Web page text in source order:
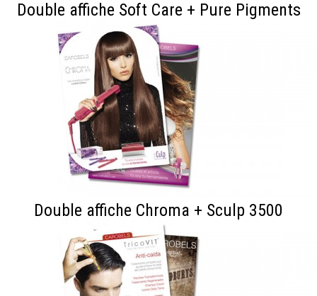
Double affiche Soft Care + Pure Pigments
Double affiche Chroma + Sculp 3500